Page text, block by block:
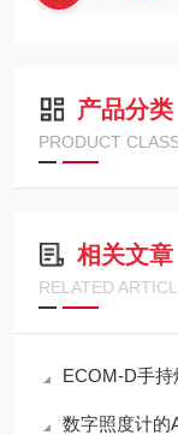
产品分类
PRODUCT
相关文章
RELATED
ECOM-D手持
数字照度计的